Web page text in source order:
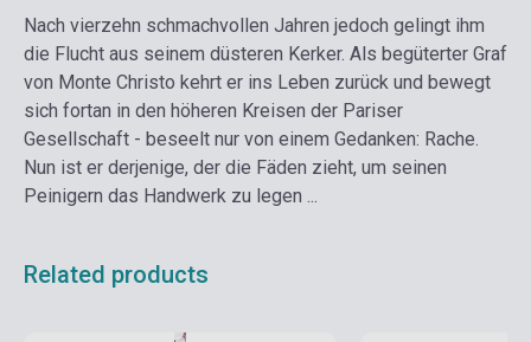
Nach vierzehn schmachvollen Jahren jedoch gelingt ihm
die Flucht aus seinem düsteren Kerker. Als begüterter Graf
von Monte Christo kehrt er ins Leben zurück und bewegt
sich fortan in den höheren Kreisen der Pariser
Gesellschaft - beseelt nur von einem Gedanken: Rache.
Nun ist er derjenige, der die Fäden zieht, um seinen
Peinigern das Handwerk zu legen ...
Related products